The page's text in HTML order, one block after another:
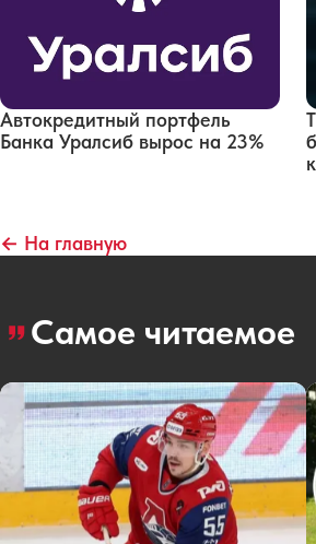
Автокредитный портфель
Банка Уралсиб вырос на 23%
← На главную
Самое читаемое